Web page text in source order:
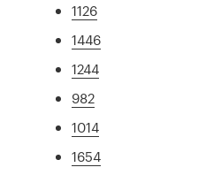
1126
1446
1244
982
1014
1654